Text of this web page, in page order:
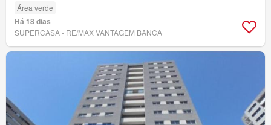
Área verde
Há 18 dias
SUPERCASA - RE/MAX VANTAGEM BANCA